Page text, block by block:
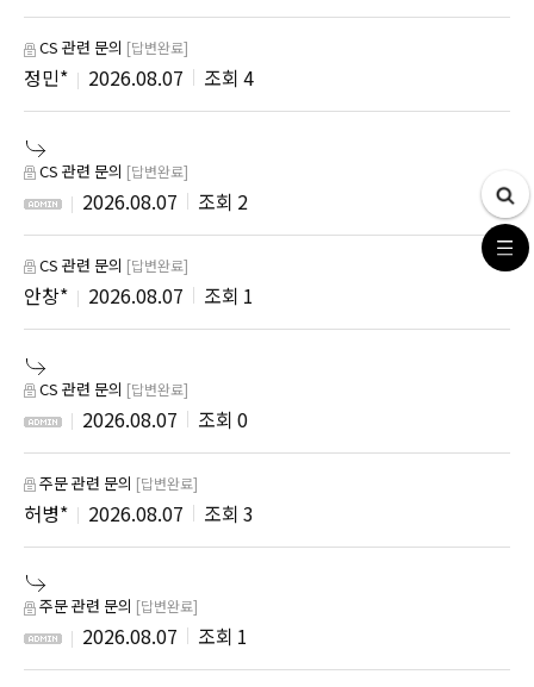
CS 관련 문의 [답변완료]
정민* 2026.08.07 4
CS 관련 문의 [답변완료]
2026.08.07 2
CS 관련 문의 [답변완료]
안창* 2026.08.07 1
CS 관련 문의 [답변완료]
2026.08.07 0
주문 관련 문의 [답변완료]
허병* 2026.08.07 3
주문 관련 문의 [답변완료]
2026.08.07 1